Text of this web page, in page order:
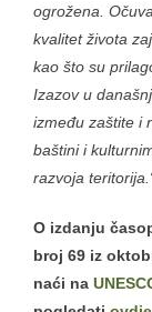
ogrožena.
kvalitet života
kao što su
Izazov u
između zaštite i
baštini i
razvoja
O izdanju
broj 69 iz
naći na